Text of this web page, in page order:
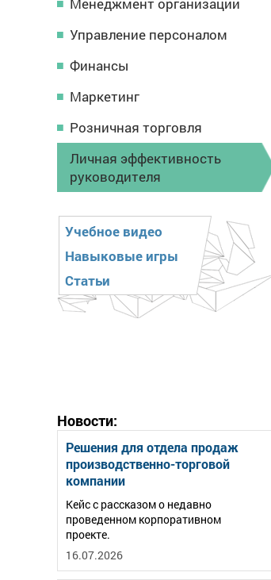
Управление персоналом
Финансы
Маркетинг
Розничная торговля
Личная эффективность
руководителя
Учебное видео
Навыковые игры
Статьи
Новости:
Решения для отдела продаж
производственно-торговой
компании
Кейс с рассказом о недавно
проведенном корпоративном
проекте.
16.07.2026